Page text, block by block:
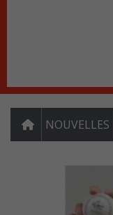
NOUVELLES